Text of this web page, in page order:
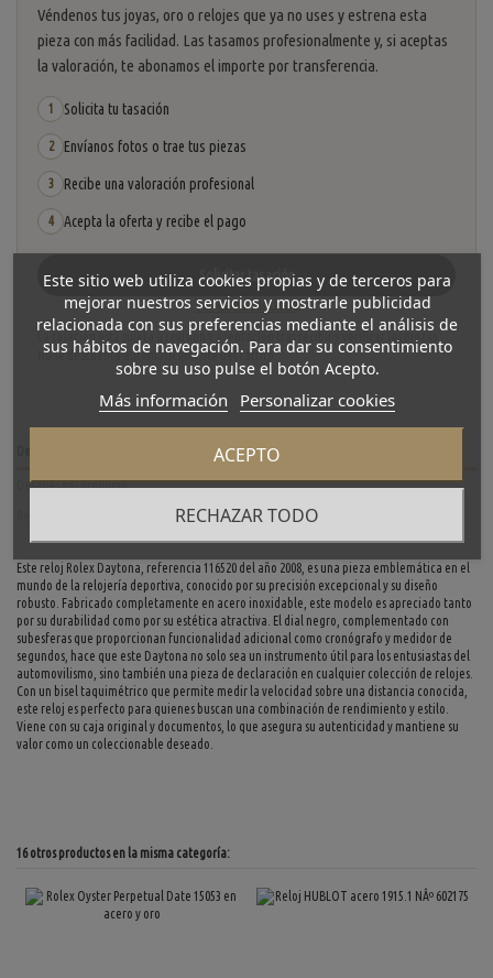
Véndenos tus joyas, oro o relojes que ya no uses y estrena esta
pieza con más facilidad. Las tasamos profesionalmente y, si aceptas
la valoración, te abonamos el importe por transferencia.
1 Solicita tu tasación
2 Envíanos fotos o trae tus piezas
3 Recibe una valoración profesional
4 Acepta la oferta y recibe el pago
Solicitar tasación
Ver cómo funciona
La tasación está sujeta a revisión y aceptación tras recibir y verificar las piezas.
No se descuenta automáticamente del carrito.
Detalles del producto
Este reloj Rolex Daytona, referencia 116520 del año 2008, es una pieza emblemática en el
mundo de la relojería deportiva, conocido por su precisión excepcional y su diseño
robusto. Fabricado completamente en acero inoxidable, este modelo es apreciado tanto
por su durabilidad como por su estética atractiva. El dial negro, complementado con
subesferas que proporcionan funcionalidad adicional como cronógrafo y medidor de
segundos, hace que este Daytona no solo sea un instrumento útil para los entusiastas del
automovilismo, sino también una pieza de declaración en cualquier colección de relojes.
Con un bisel taquimétrico que permite medir la velocidad sobre una distancia conocida,
este reloj es perfecto para quienes buscan una combinación de rendimiento y estilo.
Viene con su caja original y documentos, lo que asegura su autenticidad y mantiene su
valor como un coleccionable deseado.
16 otros productos en la misma categoría:
Este sitio web utiliza cookies propias y de terceros para
mejorar nuestros servicios y mostrarle publicidad
relacionada con sus preferencias mediante el análisis de
sus hábitos de navegación. Para dar su consentimiento
sobre su uso pulse el botón Acepto.
Más información Personalizar cookies
RECHAZAR TODO
ACEPTO